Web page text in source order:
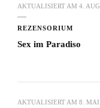
AKTUALISIERT AM 4.
REZENSORIUM
Sex im Paradiso
AKTUALISIERT AM 8. MAI